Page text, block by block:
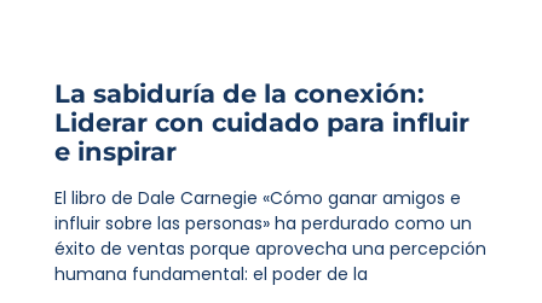
La sabiduría de la conexión:
Liderar con cuidado para influir
e inspirar
El libro de Dale Carnegie «Cómo ganar amigos e
influir sobre las personas» ha perdurado como un
éxito de ventas porque aprovecha una percepción
humana fundamental: el poder de la